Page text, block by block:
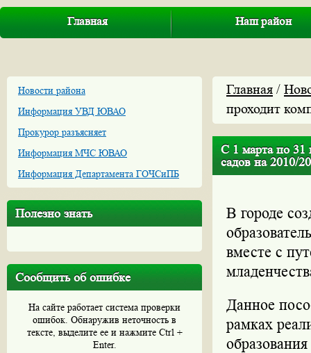
Главная Наш район
Новости района
Информация УВД ЮВАО
Прокурор разъясняет
Информация МЧС ЮВАО
Информация Департамента ГОЧСиПБ
Полезно знать
Сообщить об ошибке
На сайте работает система проверки
ошибок. Обнаружив неточность в
тексте, выделите ее и нажмите Ctrl +
Enter.
Главная /
проходит
С 1 марта по 31
садов на 2010/
В городе
вместе с
Данное
рамках